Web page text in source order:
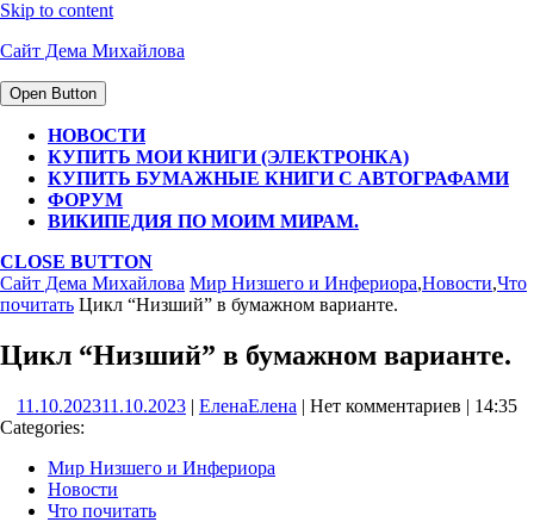
Skip to content
Сайт Дема Михайлова
Open Button
НОВОСТИ
КУПИТЬ МОИ КНИГИ (ЭЛЕКТРОНКА)
КУПИТЬ БУМАЖНЫЕ КНИГИ С АВТОГРАФАМИ
ФОРУМ
ВИКИПЕДИЯ ПО МОИМ МИРАМ.
CLOSE BUTTON
Сайт Дема Михайлова Мир Низшего и Инфериора,Новости,Что
почитать Цикл “Низший” в бумажном варианте.
Цикл “Низший” в бумажном варианте.
11.10.202311.10.2023 | ЕленаЕлена | Нет комментариев | 14:35
Categories:
Мир Низшего и Инфериора
Новости
Что почитать